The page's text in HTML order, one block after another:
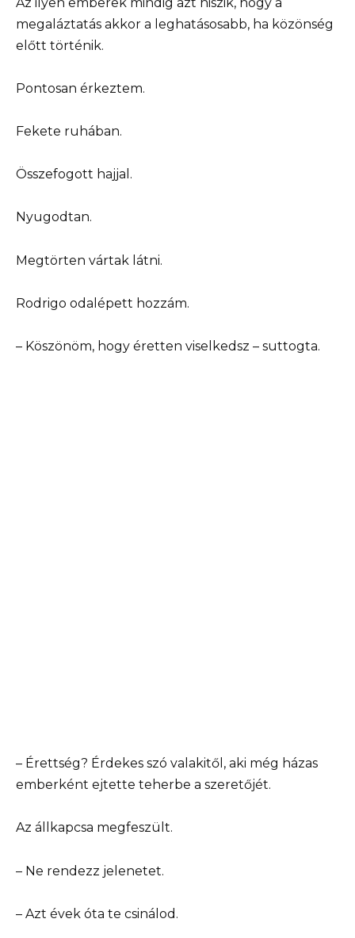
megaláztatás akkor a leghatásosabb, ha közönség
előtt történik.
Pontosan érkeztem.
Fekete ruhában.
Összefogott hajjal.
Nyugodtan.
Megtörten vártak látni.
Rodrigo odalépett hozzám.
– Köszönöm, hogy éretten viselkedsz – suttogta.
– Érettség? Érdekes szó valakitől, aki még házas
emberként ejtette teherbe a szeretőjét.
Az állkapcsa megfeszült.
– Ne rendezz jelenetet.
– Azt évek óta te csinálod.